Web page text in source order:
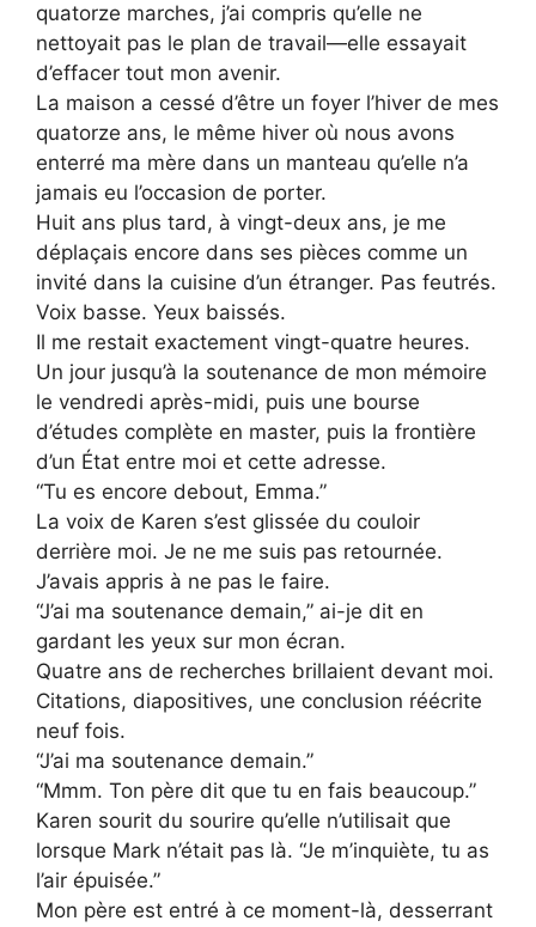
quatorze marches, j’ai compris qu’elle ne
nettoyait pas le plan de travail—elle essayait
d’effacer tout mon avenir.
La maison a cessé d’être un foyer l’hiver de mes
quatorze ans, le même hiver où nous avons
enterré ma mère dans un manteau qu’elle n’a
jamais eu l’occasion de porter.
Huit ans plus tard, à vingt-deux ans, je me
déplaçais encore dans ses pièces comme un
invité dans la cuisine d’un étranger. Pas feutrés.
Voix basse. Yeux baissés.
Il me restait exactement vingt-quatre heures.
Un jour jusqu’à la soutenance de mon mémoire
le vendredi après-midi, puis une bourse
d’études complète en master, puis la frontière
d’un État entre moi et cette adresse.
“Tu es encore debout, Emma.”
La voix de Karen s’est glissée du couloir
derrière moi. Je ne me suis pas retournée.
J’avais appris à ne pas le faire.
“J’ai ma soutenance demain,” ai-je dit en
gardant les yeux sur mon écran.
Quatre ans de recherches brillaient devant moi.
Citations, diapositives, une conclusion réécrite
neuf fois.
“J’ai ma soutenance demain.”
“Mmm. Ton père dit que tu en fais beaucoup.”
Karen sourit du sourire qu’elle n’utilisait que
lorsque Mark n’était pas là. “Je m’inquiète, tu as
l’air épuisée.”
Mon père est entré à ce moment-là, desserrant